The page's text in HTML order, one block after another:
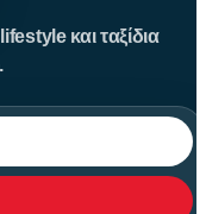
και ταξίδια